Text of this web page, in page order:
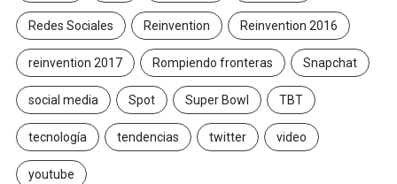
Redes Sociales Reinvention Reinvention 2016
reinvention 2017 Rompiendo fronteras Snapchat
social media Spot Super Bowl TBT
tecnología tendencias twitter video
youtube